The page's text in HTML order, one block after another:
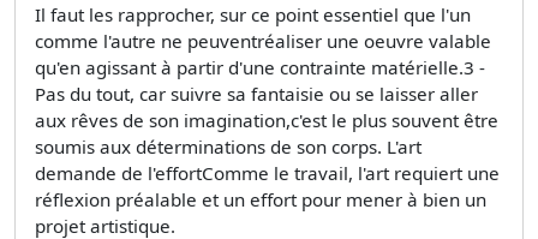
Il faut les rapprocher, sur ce point essentiel que l'un
comme l'autre ne peuventréaliser une oeuvre valable
qu'en agissant à partir d'une contrainte matérielle.3 -
Pas du tout, car suivre sa fantaisie ou se laisser aller
aux rêves de son imagination,c'est le plus souvent être
soumis aux déterminations de son corps. L'art
demande de l'effortComme le travail, l'art requiert une
réflexion préalable et un effort pour mener à bien un
projet artistique.